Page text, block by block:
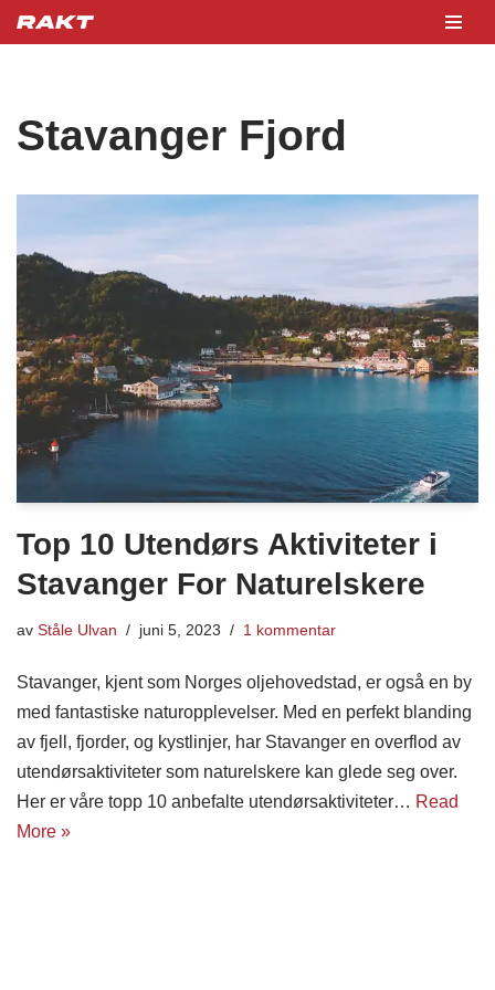
innholdet
Stavanger Fjord
Top 10 Utendørs Aktiviteter i
Stavanger For Naturelskere
av Ståle Ulvan juni 5, 2023 1 kommentar
Stavanger, kjent som Norges oljehovedstad, er også en by
med fantastiske naturopplevelser. Med en perfekt blanding
av fjell, fjorder, og kystlinjer, har Stavanger en overflod av
utendørsaktiviteter som naturelskere kan glede seg over.
Her er våre topp 10 anbefalte utendørsaktiviteter… Read
More »